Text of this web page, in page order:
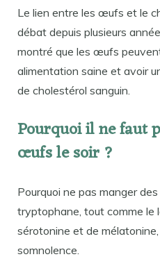
Le lien entre les œufs et le
débat depuis plusieurs
montré que les œufs
alimentation saine et avoir
de cholestérol sanguin.
Pourquoi il ne faut
œufs le soir ?
Pourquoi ne pas manger
tryptophane, tout comme le
sérotonine et de
somnolence.